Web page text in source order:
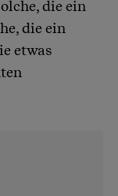
die ein
die ein
etwas